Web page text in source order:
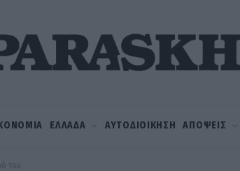
ΕΛΛΑΔΑ ΑΥΤΟΔΙΟΙΚΗΣΗ ΑΠΟΨΕΙΣ
του